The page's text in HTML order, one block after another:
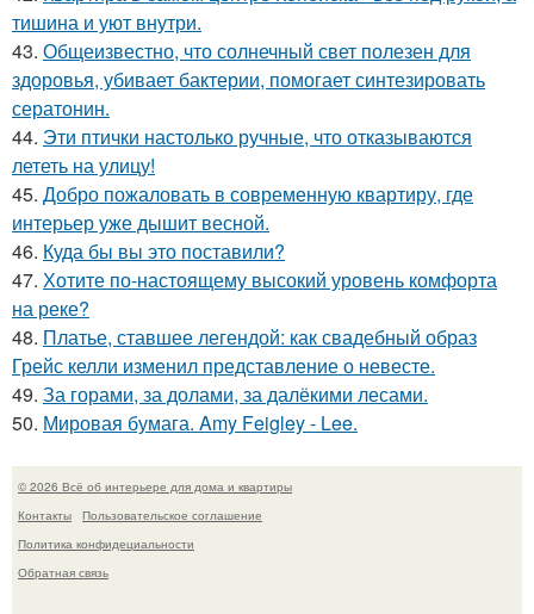
тишина и уют внутри.
43. Общеизвестно, что солнечный свет полезен для
здоровья, убивает бактерии, помогает синтезировать
сератонин.
44. Эти птички настолько ручные, что отказываются
лететь на улицу!
45. Добро пожаловать в современную квартиру, где
интерьер уже дышит весной.
46. Куда бы вы это поставили?
47. Хотите по-настоящему высокий уровень комфорта
на реке?
48. Платье, ставшее легендой: как свадебный образ
Грейс келли изменил представление о невесте.
49. За горами, за долами, за далёкими лесами.
50. Мировая бумага. Amy Feigley - Lee.
© 2026 Всё об интерьере для дома и квартиры
Контакты
Пользовательское соглашение
Политика конфидециальности
Обратная связь